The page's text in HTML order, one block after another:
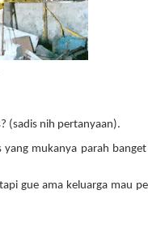
(sadis nih pertanyaan).
mukanya parah banget
gue ama keluarga mau